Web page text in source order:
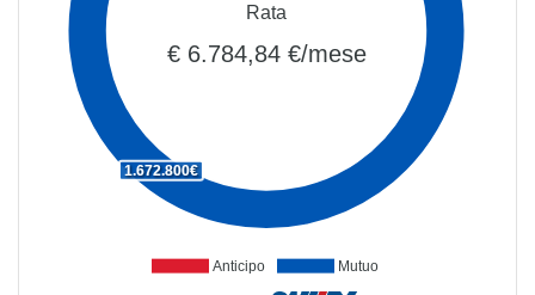
Anticipo Mutuo
1.672.800€
Rata
€ 6.784,84 €/mese